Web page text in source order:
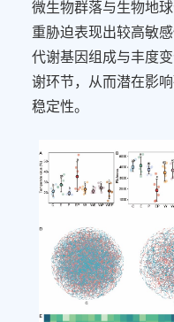
微生物群落与生物地
重胁迫表现出较高敏
代谢基因组成与丰度
谢环节，从而潜在影
稳定性。